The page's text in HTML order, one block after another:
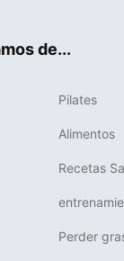
de...
Pilates
Alimentos
Recetas
Perder